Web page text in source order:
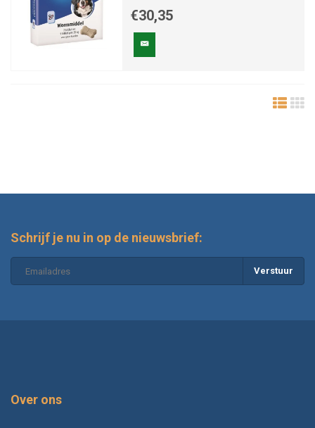
€30,35
Schrijf je nu in op de nieuwsbrief:
Verstuur
Over ons